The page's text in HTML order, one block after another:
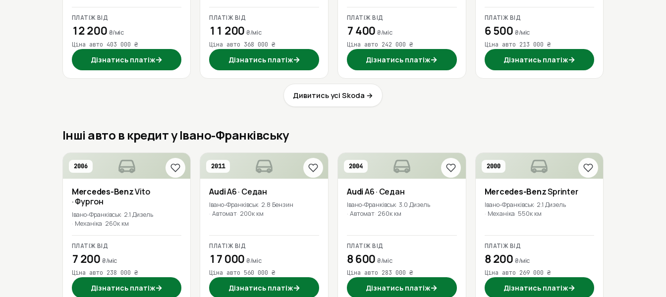
ПЛАТІЖ ВІД
12 200 ₴/міс
Ціна авто 403 000 ₴
Дізнатись платіж→
ПЛАТІЖ ВІД
11 200₴/міс
Ціна авто 368 000 ₴
Дізнатись платіж→
ПЛАТІЖ ВІД
7 400₴/міс
Ціна авто 242 000 ₴
Дізнатись платіж→
ПЛАТІЖ ВІД
6 500 ₴/міс
Ціна авто 213 000 ₴
Дізнатись платіж→
Дивитись усі Skoda →
Інші авто в кредит у Івано-Франківську
2006
Mercedes-BenzVito
· Фургон
Івано-Франківськ 2.1 Дизель
Механіка 260к км
ПЛАТІЖ ВІД
7 200₴/міс
Ціна авто 238 000 ₴
Дізнатись платіж→
2011
AudiA6· Седан
Івано-Франківськ 2.8 Бензин
Автомат 200к км
ПЛАТІЖ ВІД
17 000₴/міс
Ціна авто 560 000 ₴
Дізнатись платіж→
2004
AudiA6· Седан
Івано-Франківськ 3.0 Дизель
Автомат 260к км
ПЛАТІЖ ВІД
8 600₴/міс
Ціна авто 283 000 ₴
Дізнатись платіж→
2000
Mercedes-BenzSprinter
Івано-Франківськ 2.1 Дизель
Механіка 550к км
ПЛАТІЖ ВІД
8 200 ₴/міс
Ціна авто 269 000 ₴
Дізнатись платіж→